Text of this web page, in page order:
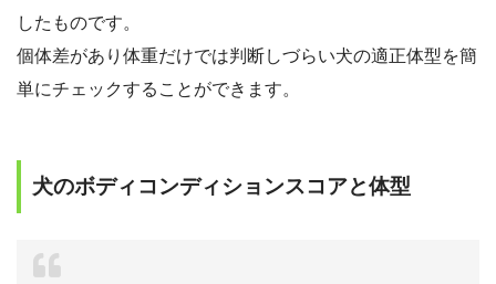
したものです。
個体差があり体重だけでは判断しづらい犬の適正体型を簡
単にチェックすることができます。
犬のボディコンディションスコアと体型